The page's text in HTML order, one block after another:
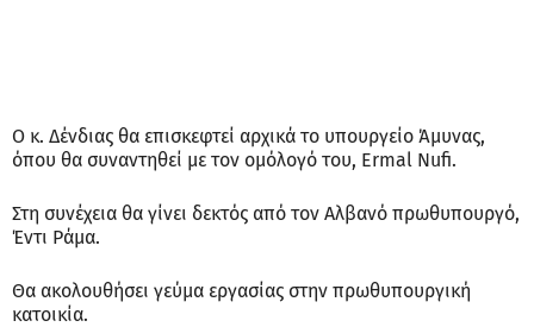
Ο κ. Δένδιας θα επισκεφτεί αρχικά το υπουργείο Άμυνας,
όπου θα συναντηθεί με τον ομόλογό του, Ermal Nufi.
Στη συνέχεια θα γίνει δεκτός από τον Αλβανό πρωθυπουργό,
Έντι Ράμα.
Θα ακολουθήσει γεύμα εργασίας στην πρωθυπουργική
κατοικία.